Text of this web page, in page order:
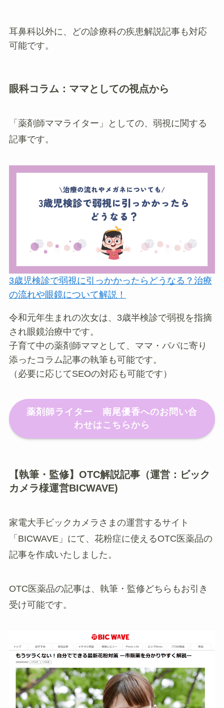
耳鼻科以外に、どの診療科の疾患解説記事も対応
可能です。
眼科コラム：ママとしての視点から
「薬剤師ママライター」としての、弱視に関する
記事です。
3歳児検診で弱視に引っかかったらどうなる？治療
の流れや眼鏡について解説！
令和元年生まれの次女は、3歳半検診で弱視を指摘
され眼鏡治療中です。
子育て中の薬剤師ママとして、ママ・パパに寄り
添ったコラム記事の執筆も可能です。
（必要に応じてSEOの対応も可能です）
薬剤師ライター 南尾優香へのお問い合
わせはこちらから
【執筆・監修】OTC解説記事（運営：ビック
カメラ様運営BICWAVE)
家電大手ビックカメラさまの運営するサイト
「BICWAVE」にて、花粉症に使えるOTC医薬品の
記事を作成いたしました。
OTC医薬品の記事は、執筆・監修どちらもお引き
受け可能です。